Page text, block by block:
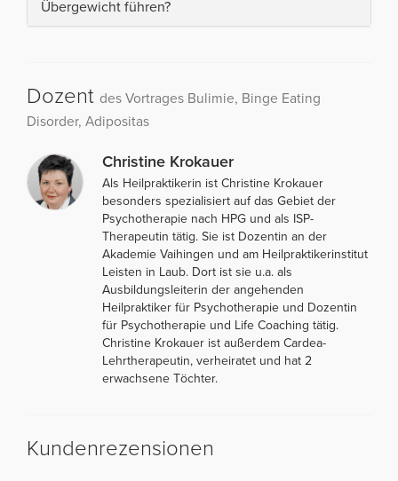
Übergewicht führen?
Dozent des Vortrages Bulimie, Binge Eating
Disorder, Adipositas
Christine Krokauer
Als Heilpraktikerin ist Christine Krokauer
besonders spezialisiert auf das Gebiet der
Psychotherapie nach HPG und als ISP-
Therapeutin tätig. Sie ist Dozentin an der
Akademie Vaihingen und am Heilpraktikerinstitut
Leisten in Laub. Dort ist sie u.a. als
Ausbildungsleiterin der angehenden
Heilpraktiker für Psychotherapie und Dozentin
für Psychotherapie und Life Coaching tätig.
Christine Krokauer ist außerdem Cardea-
Lehrtherapeutin, verheiratet und hat 2
erwachsene Töchter.
Kundenrezensionen